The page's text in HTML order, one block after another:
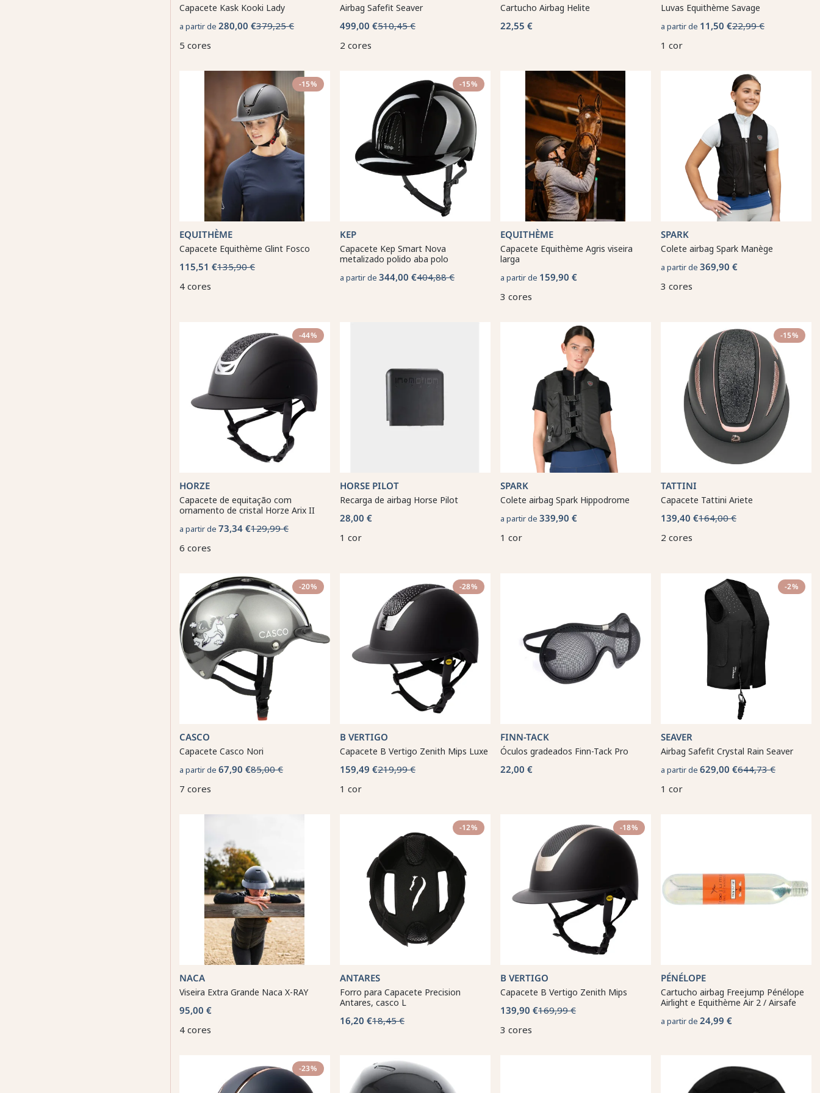
Capacete Kask Kooki Lady
a partir de 280,00 €379,25 €
5 cores
Airbag Safefit Seaver
499,00 €510,45 €
2 cores
Cartucho Airbag Helite
22,55 €
Luvas Equithème Savage
a partir de 11,50 €22,99 €
1 cor
-15%
EQUITHÈME
Capacete Equithème Glint Fosco
115,51 €135,90 €
4 cores
-15%
KEP
Capacete Kep Smart Nova
metalizado polido aba polo
a partir de 344,00 €404,88 €
EQUITHÈME
Capacete Equithème Agris viseira
larga
a partir de 159,90 €
3 cores
SPARK
Colete airbag Spark Manège
a partir de 369,90 €
3 cores
-44%
HORZE
Capacete de equitação com
ornamento de cristal Horze Arix II
a partir de 73,34 €129,99 €
6 cores
HORSE PILOT
Recarga de airbag Horse Pilot
28,00 €
1 cor
SPARK
Colete airbag Spark Hippodrome
a partir de 339,90 €
1 cor
-15%
TATTINI
Capacete Tattini Ariete
139,40 €164,00 €
2 cores
-20%
CASCO
Capacete Casco Nori
a partir de 67,90 €85,00 €
7 cores
-28%
B VERTIGO
Capacete B Vertigo Zenith Mips Luxe
159,49 €219,99 €
1 cor
FINN-TACK
Óculos gradeados Finn-Tack Pro
22,00 €
-2%
SEAVER
Airbag Safefit Crystal Rain Seaver
a partir de 629,00 €644,73 €
1 cor
NACA
Viseira Extra Grande Naca X-RAY
95,00 €
4 cores
-12%
ANTARES
Forro para Capacete Precision
Antares, casco L
16,20 €18,45 €
-18%
B VERTIGO
Capacete B Vertigo Zenith Mips
139,90 €169,99 €
3 cores
PÉNÉLOPE
Cartucho airbag Freejump Pénélope
Airlight e Equithème Air 2 / Airsafe
a partir de 24,99 €
-23%